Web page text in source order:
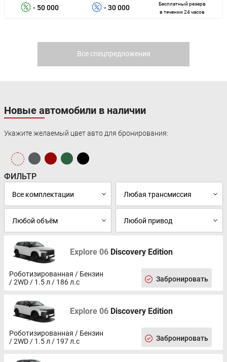
- 50 000 - 30 000
Бесплатный резерв
в течении 24 часов
Все спецпредложения
Новые автомобили в наличии
Укажите желаемый цвет авто для бронирования:
ФИЛЬТР
Explore 06 Discovery Edition
Роботизированная / Бензин
/ 2WD / 1.5 л / 186 л.с
Забронировать
Explore 06 Discovery Edition
Роботизированная / Бензин
/ 2WD / 1.5 л / 197 л.с
Забронировать